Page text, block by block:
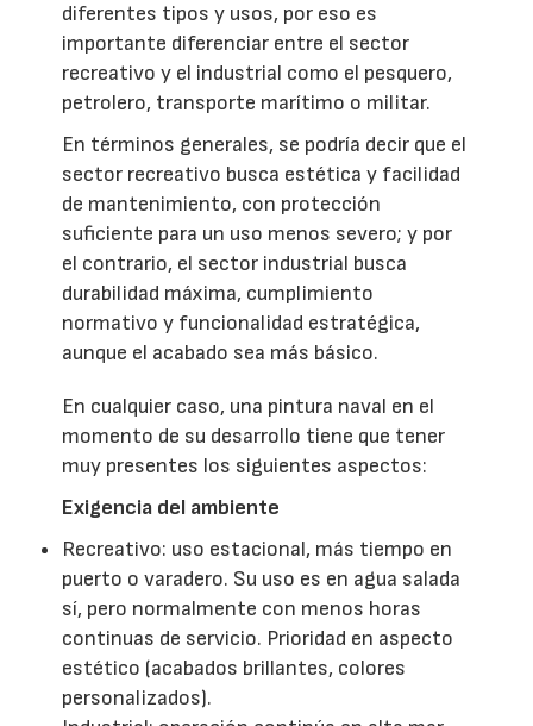
diferentes tipos y usos, por eso es
importante diferenciar entre el sector
recreativo y el industrial como el pesquero,
petrolero, transporte marítimo o militar.
En términos generales, se podría decir que el
sector recreativo busca estética y facilidad
de mantenimiento, con protección
suficiente para un uso menos severo; y por
el contrario, el sector industrial busca
durabilidad máxima, cumplimiento
normativo y funcionalidad estratégica,
aunque el acabado sea más básico.
En cualquier caso, una pintura naval en el
momento de su desarrollo tiene que tener
muy presentes los siguientes aspectos:
Exigencia del ambiente
Recreativo: uso estacional, más tiempo en
puerto o varadero. Su uso es en agua salada
sí, pero normalmente con menos horas
continuas de servicio. Prioridad en aspecto
estético (acabados brillantes, colores
personalizados).